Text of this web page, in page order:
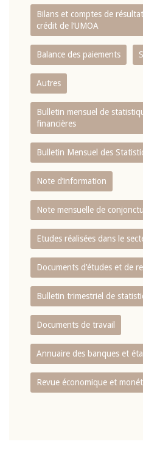
Bilans et comptes de
crédit de l‘UMOA
Balance des paiements
Autres
Bulletin mensuel de
financières
Bulletin Mensuel des
Note d’information
Note mensuelle de
Etudes réalisées dans le
Documents d’études et de
Bulletin trimestriel de
Documents de travail
Annuaire des banques et
Revue économique et